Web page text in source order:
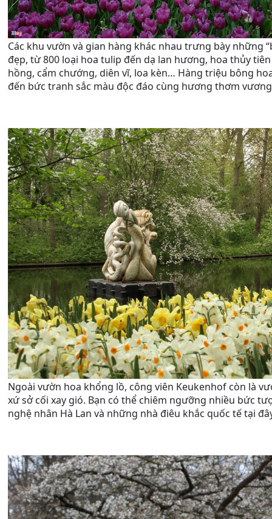
Các khu vườn và gian hàng khác nhau trưng bày những
đẹp, từ 800 loại hoa tulip đến dạ lan hương, hoa thủy
hồng, cẩm chướng, diên vĩ, loa kèn… Hàng triệu bông
đến bức tranh sắc màu độc đáo cùng hương thơm
Ngoài vườn hoa khổng lồ, công viên Keukenhof còn là
xứ sở cối xay gió. Bạn có thể chiêm ngưỡng nhiều bức
nghệ nhân Hà Lan và những nhà điêu khắc quốc tế tại